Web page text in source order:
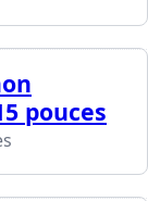
pouces